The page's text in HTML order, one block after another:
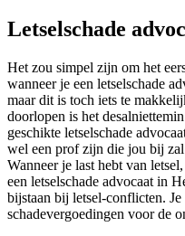
Letselschade
Het zou simpel zijn om het
wanneer je een letselschade
maar dit is toch iets te
doorlopen is het
geschikte letselschade
wel een prof zijn die jou bij
Wanneer je last hebt van
een letselschade advocaat in
bijstaan bij letsel-conflicten. Je
schadevergoedingen voor de